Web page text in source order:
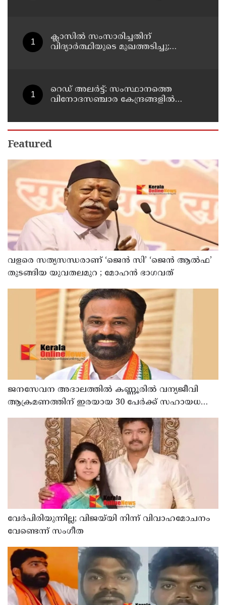
ക്ലാസിൽ സംസാരിച്ചതിന്
വിദ്യാര്‍ത്ഥിയുടെ മുഖത്തടിച്ചു;
റെഡ് അലർട്ട്: സംസ്ഥാനത്തെ
വിനോദസഞ്ചാര കേന്ദ്രങ്ങളിൽ
Featured
വളരെ സത്യസന്ധരാണ് ‘ജെൻ സി’ ‘ജെൻ ആൽഫ’
തുടങ്ങിയ യുവതലമുറ ; മോഹൻ ഭാഗവത്
ജനസേവന അദാലത്തിൽ കണ്ണൂരിൽ വന്യജീവി
ആക്രമണത്തിന് ഇരയായ 30 പേർക്ക് സഹായധനം
വേർപിരിയുന്നില്ല; വിജയ്‍യി നിന്ന് വിവാഹമോചനം
വേണ്ടെന്ന് സംഗീത